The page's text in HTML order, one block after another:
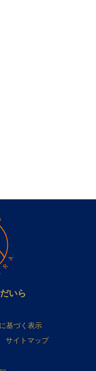
いら
基づく表示
サイトマップ